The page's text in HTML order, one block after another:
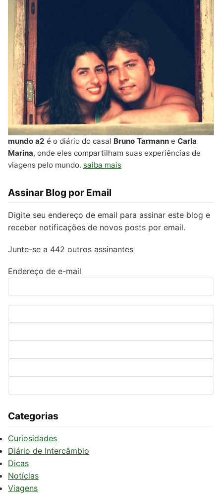
mundo a2 é o diário do casal Bruno Tarmann e Carla
Marina, onde eles compartilham suas experiências de
viagens pelo mundo. saiba mais
Assinar Blog por Email
Digite seu endereço de email para assinar este blog e
receber notificações de novos posts por email.
Junte-se a 442 outros assinantes
Endereço de e-mail
Categorias
Curiosidades
Diário de Intercâmbio
Dicas
Notícias
Viagens